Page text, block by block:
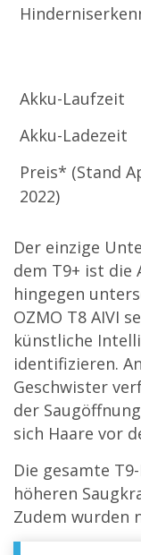
Akku-Laufzeit
Akku-Ladezeit
Preis* (Stand
2022)
Der einzige
dem T9+ ist die
hingegen
OZMO T8 AIVI
künstliche
identifizieren.
Geschwister
der
sich Haare vor
Die gesamte
höheren
Zudem wurden